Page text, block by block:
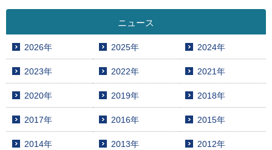
ニュース
2026年 2025年 2024年
2023年 2022年 2021年
2020年 2019年 2018年
2017年 2016年 2015年
2014年 2013年 2012年